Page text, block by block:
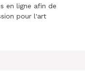
en ligne afin de
pour l'art